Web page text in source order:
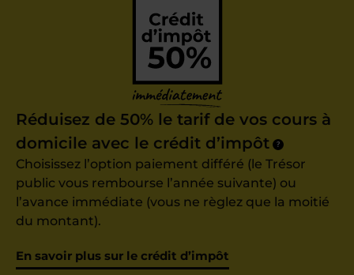
Réduisez de 50% le tarif de vos cours à
domicile avec le crédit d’impôt
?
Choisissez l’option paiement différé (le Trésor
public vous rembourse l’année suivante) ou
l’avance immédiate (vous ne règlez que la moitié
du montant).
En savoir plus sur le crédit d’impôt